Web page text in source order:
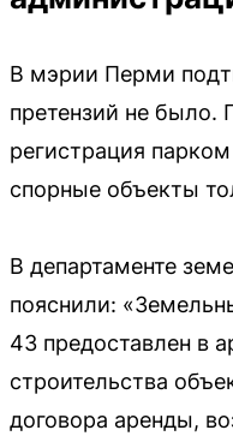
В мэрии Перми
претензий не было.
регистрация
спорные объекты
В департаменте
пояснили:
43 предоставлен в
строительства
договора аренды,